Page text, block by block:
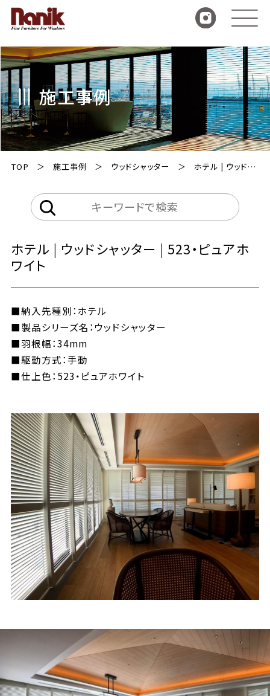
施工事例
TOP 施工事例 ウッドシャッター ホテル | ウッドシャッター | 523・ピュアホワイト
ホテル | ウッドシャッター | 523・ピュアホ
ワイト
■納入先種別：ホテル
■製品シリーズ名：ウッドシャッター
■羽根幅：34mm
■駆動方式：手動
■仕上色：523・ピュアホワイト